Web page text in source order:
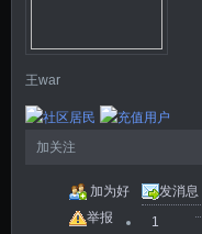
王war
加关注
加为好
友
发消息
举报
1